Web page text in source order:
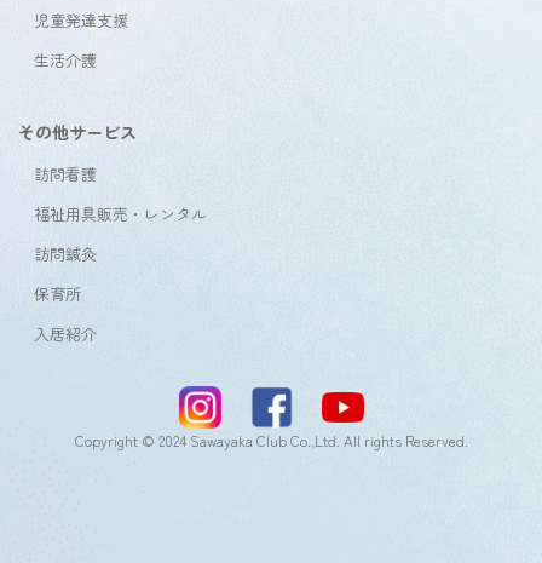
児童発達支援
生活介護
その他サービス
訪問看護
福祉用具販売・レンタル
訪問鍼灸
保育所
入居紹介
Copyright © 2024 Sawayaka Club Co.,Ltd. All rights Reserved.